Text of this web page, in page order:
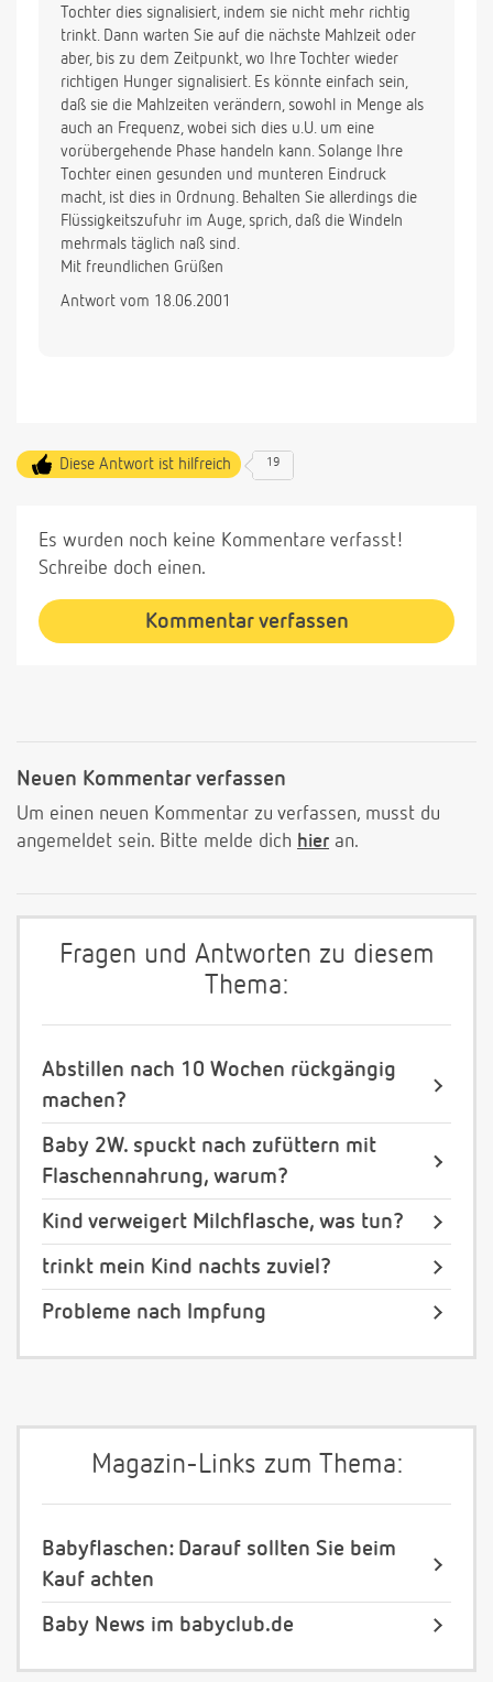
Tochter dies signalisiert, indem sie nicht mehr richtig
trinkt. Dann warten Sie auf die nächste Mahlzeit oder
aber, bis zu dem Zeitpunkt, wo Ihre Tochter wieder
richtigen Hunger signalisiert. Es könnte einfach sein,
daß sie die Mahlzeiten verändern, sowohl in Menge als
auch an Frequenz, wobei sich dies u.U. um eine
vorübergehende Phase handeln kann. Solange Ihre
Tochter einen gesunden und munteren Eindruck
macht, ist dies in Ordnung. Behalten Sie allerdings die
Flüssigkeitszufuhr im Auge, sprich, daß die Windeln
mehrmals täglich naß sind.
Mit freundlichen Grüßen
Antwort vom 18.06.2001
Diese Antwort ist hilfreich 19
Es wurden noch keine Kommentare verfasst!
Schreibe doch einen.
Kommentar verfassen
Neuen Kommentar verfassen
Um einen neuen Kommentar zu verfassen, musst du
angemeldet sein. Bitte melde dich hier an.
Fragen und Antworten zu diesem
Thema:
Abstillen nach 10 Wochen rückgängig
machen?
Baby 2W. spuckt nach zufüttern mit
Flaschennahrung, warum?
Kind verweigert Milchflasche, was tun?
trinkt mein Kind nachts zuviel?
Probleme nach Impfung
Magazin-Links zum Thema:
Babyflaschen: Darauf sollten Sie beim
Kauf achten
Baby News im babyclub.de